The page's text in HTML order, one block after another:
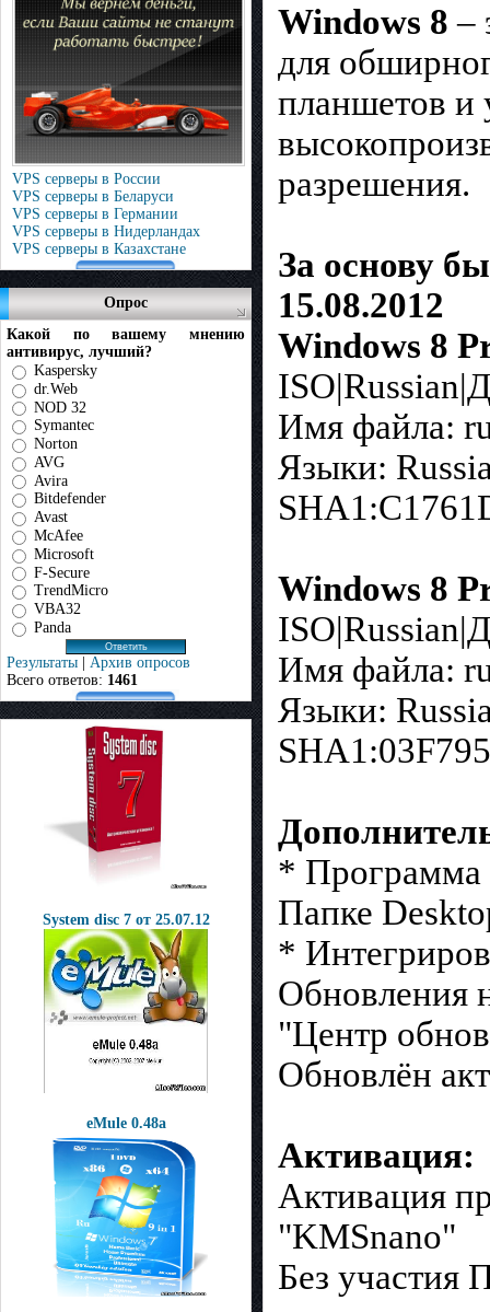
VPS серверы в России
VPS серверы в Беларуси
VPS серверы в Германии
VPS серверы в Нидерландах
VPS серверы в Казахстане
Опрос
Какой по вашему мнению
антивирус, лучший?
Kaspersky
dr.Web
NOD 32
Symantec
Norton
AVG
Avira
Bitdefender
Avast
McAfee
Microsoft
F-Secure
TrendMicro
VBA32
Panda
Результаты | Архив опросов
Всего ответов: 1461
System disc 7 от 25.07.12
eMule 0.48a
Windows 8 –
для
планшетов и
разрешения.
За основу
15.08.2012
Windows 8
Имя файла:
Языки:
Windows 8
Имя файла:
Языки:
* Программа
Папке
*
Обновления
"Центр
Обновлён
Активация:
Активация
"KMSnano"
Без участия